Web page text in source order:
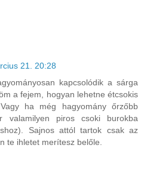
21. 20:28
kapcsolódik a sárga
a fejem, hogyan lehetne étcsokis
ha még hagyomány őrzőbb
valamilyen piros csoki burokba
Sajnos attól tartok csak az
te ihletet merítesz belőle.